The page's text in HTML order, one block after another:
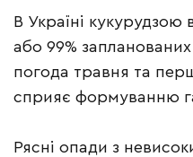
В Україні кукурудзою
або 99%
погода травня та
сприяє формуванню
Рясні опади з